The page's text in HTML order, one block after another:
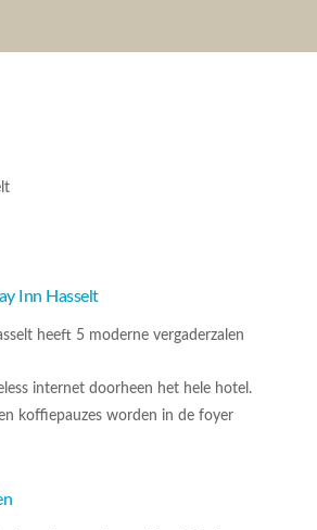
Inn Hasselt
heeft 5 moderne vergaderzalen
internet doorheen het hele hotel.
koffiepauzes worden in de foyer